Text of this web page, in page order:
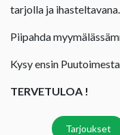
tarjolla ja ihasteltavana.
Piipahda
Kysy ensin
TERVETULOA !
Tarjoukset